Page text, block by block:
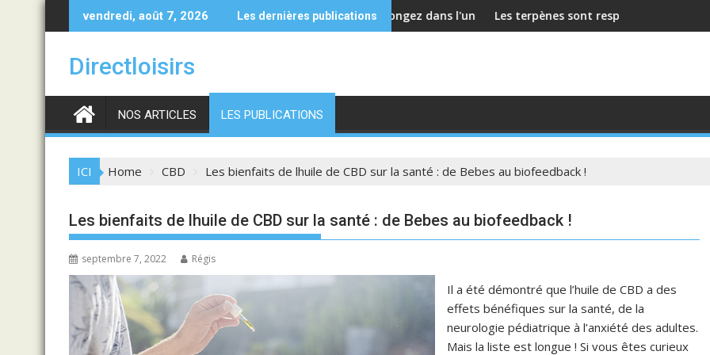
to
vendredi, août 7, 2026 Les dernières publications
en patin à glace : agir en cas d'accidentCéphaloclastophilie : plongez dans l'univers des casse-têtesLes terpènes sont responsables de lodeur, du
Directloisirs
NOS ARTICLES LES PUBLICATIONS
ICI Home CBD Les bienfaits de lhuile de CBD sur la santé : de Bebes au biofeedback !
Les bienfaits de lhuile de CBD sur la santé : de Bebes au biofeedback !
septembre 7, 2022 Régis
Il a été démontré que l’huile de CBD a des
effets bénéfiques sur la santé, de la
neurologie pédiatrique à l’anxiété des adultes.
Mais la liste est longue ! Si vous êtes curieux